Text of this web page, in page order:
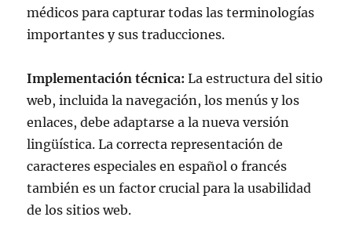
médicos para capturar todas las terminologías
importantes y sus traducciones.
Implementación técnica: La estructura del sitio
web, incluida la navegación, los menús y los
enlaces, debe adaptarse a la nueva versión
lingüística. La correcta representación de
caracteres especiales en español o francés
también es un factor crucial para la usabilidad
de los sitios web.